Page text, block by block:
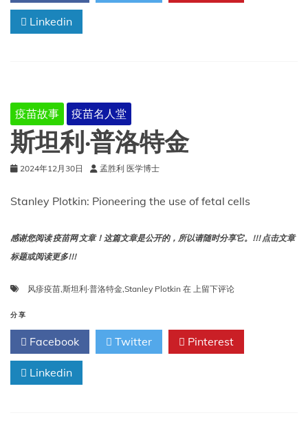
为
么
被
用
来
制
造
某
疫
Linkedin
疫苗故事 疫苗名人堂
斯坦利·普洛特金
2024年12月30日 孟胜利 医学博士
Stanley Plotkin: Pioneering the use of fetal cells
感谢您阅读 疫苗网 文章！这篇文章是公开的，所以请随时分享它。!!! 点击文章
标题或阅读更多!!!
风疹疫苗,斯坦利·普洛特金,Stanley Plotkin 在 斯
·
普
洛
上留下评论
分享
Facebook Twitter Pinterest
Linkedin